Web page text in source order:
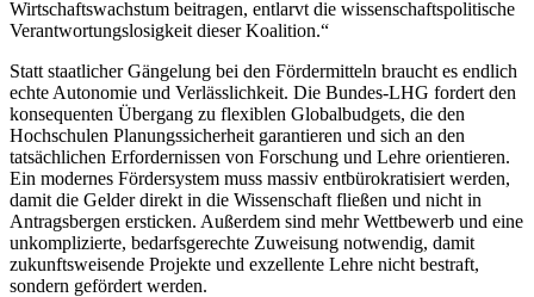
Wirtschaftswachstum beitragen, entlarvt die wissenschaftspolitische
Verantwortungslosigkeit dieser Koalition.“
Statt staatlicher Gängelung bei den Fördermitteln braucht es endlich
echte Autonomie und Verlässlichkeit. Die Bundes-LHG fordert den
konsequenten Übergang zu flexiblen Globalbudgets, die den
Hochschulen Planungssicherheit garantieren und sich an den
tatsächlichen Erfordernissen von Forschung und Lehre orientieren.
Ein modernes Fördersystem muss massiv entbürokratisiert werden,
damit die Gelder direkt in die Wissenschaft fließen und nicht in
Antragsbergen ersticken. Außerdem sind mehr Wettbewerb und eine
unkomplizierte, bedarfsgerechte Zuweisung notwendig, damit
zukunftsweisende Projekte und exzellente Lehre nicht bestraft,
sondern gefördert werden.